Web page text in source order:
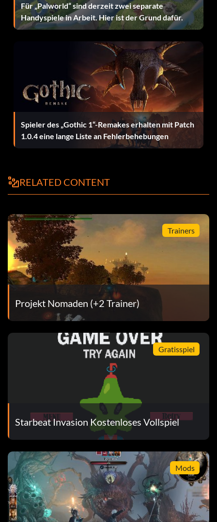
Für „Palworld“ sind derzeit zwei separate
Handyspiele in Arbeit. Hier ist der Grund dafür.
Spieler des „Gothic 1“-Remakes erhalten mit Patch
1.0.4 eine lange Liste an Fehlerbehebungen
RELATED CONTENT
Trainers
Projekt Nomaden (+2 Trainer)
Gratisspiel
Starbeat Invasion Kostenloses Vollspiel
Mods